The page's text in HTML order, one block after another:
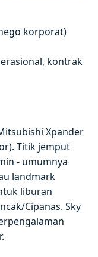
korporat)
kontrak
Xpander
Titik jemput
- umumnya
landmark
liburan
Cipanas. Sky